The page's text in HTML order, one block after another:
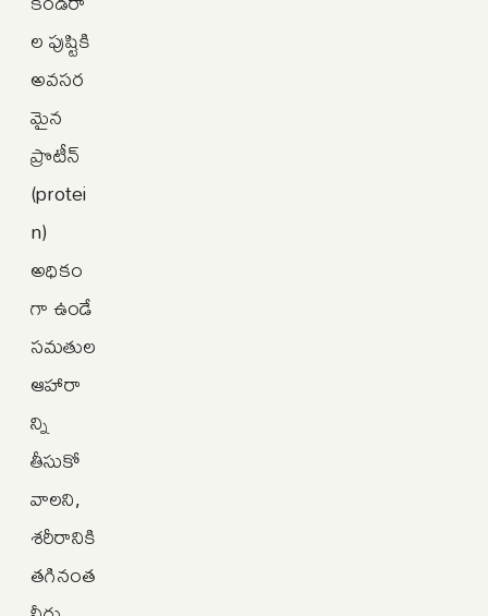
ల పుష్టికి
అవసర
మైన
ప్రొటీన్‌
(protei
n)
అధికం
గా ఉండే
సమతుల
ఆహారా
న్ని
తీసుకో
వాలని,
శరీరానికి
తగినంత